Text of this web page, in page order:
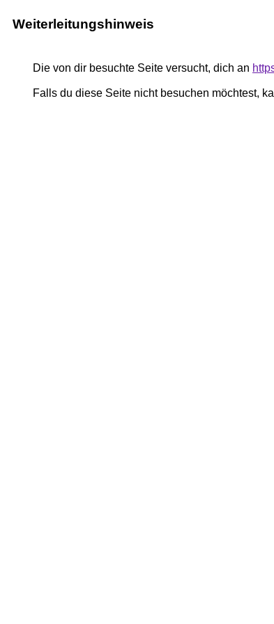
Weiterleitungshinweis
Die von dir besuchte Seite versucht, dich an
Falls du diese Seite nicht besuchen möchtest,